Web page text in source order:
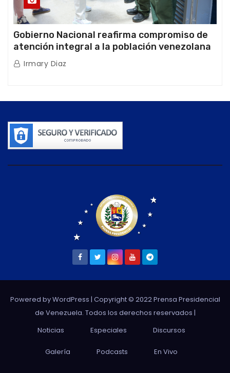
Gobierno Nacional reafirma compromiso de
atención integral a la población venezolana
tras doblete sísmico
Irmary Diaz
Powered by WordPress | Copyright © 2022 Prensa Presidencial
de Venezuela. Todos los derechos reservados |
Noticias
Especiales Discursos
Galería Podcasts En Vivo